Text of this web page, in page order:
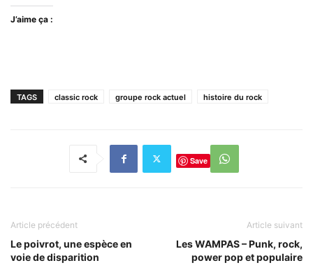
J’aime ça :
TAGS classic rock groupe rock actuel histoire du rock
Save
Article précédent
Le poivrot, une espèce en
voie de disparition
Article suivant
Les WAMPAS – Punk, rock,
power pop et populaire